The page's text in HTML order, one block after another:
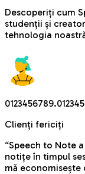
Descoperiți cum
studenții și
tehnologia
0123456789.012345
Clienți fericiți
“Speech to Note
notițe în timpul
mă economisește